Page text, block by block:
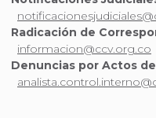
Radicación de
informacion@ccv.org.co
Denuncias por Actos